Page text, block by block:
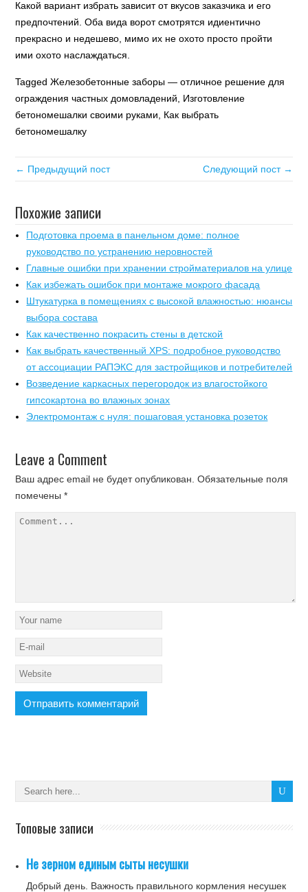
Какой вариант избрать зависит от вкусов заказчика и его
предпочтений. Оба вида ворот смотрятся идиентично
прекрасно и недешево, мимо их не охото просто пройти
ими охото наслаждаться.
Tagged Железобетонные заборы — отличное решение для
ограждения частных домовладений, Изготовление
бетономешалки своими руками, Как выбрать
бетономешалку
← Предыдущий пост Следующий пост →
Похожие записи
Подготовка проема в панельном доме: полное
руководство по устранению неровностей
Главные ошибки при хранении стройматериалов на улице
Как избежать ошибок при монтаже мокрого фасада
Штукатурка в помещениях с высокой влажностью: нюансы
выбора состава
Как качественно покрасить стены в детской
Как выбрать качественный XPS: подробное руководство
от ассоциации РАПЭКС для застройщиков и потребителей
Возведение каркасных перегородок из влагостойкого
гипсокартона во влажных зонах
Электромонтаж с нуля: пошаговая установка розеток
Leave a Comment
Ваш адрес email не будет опубликован. Обязательные поля
помечены*
Топовые записи
Не зерном единым сыты несушки
Добрый день. Важность правильного кормления несушек